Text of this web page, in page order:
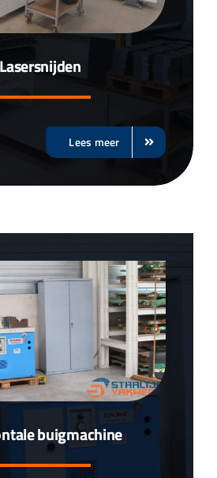
Lasersnijden
Lees meer
buigmachine